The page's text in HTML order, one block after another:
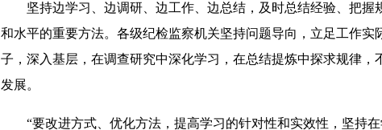
坚持边学习、边调研、边工作、边总结，及时总结经验、把握
和水平的重要方法。各级纪检监察机关坚持问题导向，立足工作实
子，深入基层，在调查研究中深化学习，在总结提炼中探求规律，
发展。
“要改进方式、优化方法，提高学习的针对性和实效性，坚持在